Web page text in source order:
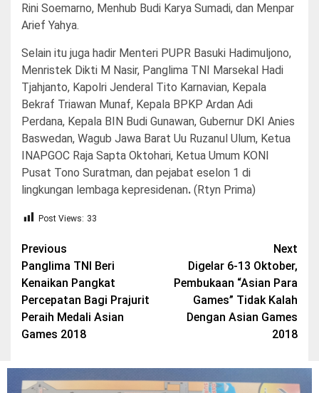
Rini Soemarno, Menhub Budi Karya Sumadi, dan Menpar
Arief Yahya.
Selain itu juga hadir Menteri PUPR Basuki Hadimuljono,
Menristek Dikti M Nasir, Panglima TNI Marsekal Hadi
Tjahjanto, Kapolri Jenderal Tito Karnavian, Kepala
Bekraf Triawan Munaf, Kepala BPKP Ardan Adi
Perdana, Kepala BIN Budi Gunawan, Gubernur DKI Anies
Baswedan, Wagub Jawa Barat Uu Ruzanul Ulum, Ketua
INAPGOC Raja Sapta Oktohari, Ketua Umum KONI
Pusat Tono Suratman, dan pejabat eselon 1 di
lingkungan lembaga kepresidenan. (Rtyn Prima)
Post Views: 33
Post
navigation
Previous
Panglima TNI Beri
Kenaikan Pangkat
Percepatan Bagi Prajurit
Peraih Medali Asian
Games 2018
Next
Digelar 6-13 Oktober,
Pembukaan “Asian Para
Games” Tidak Kalah
Dengan Asian Games
2018